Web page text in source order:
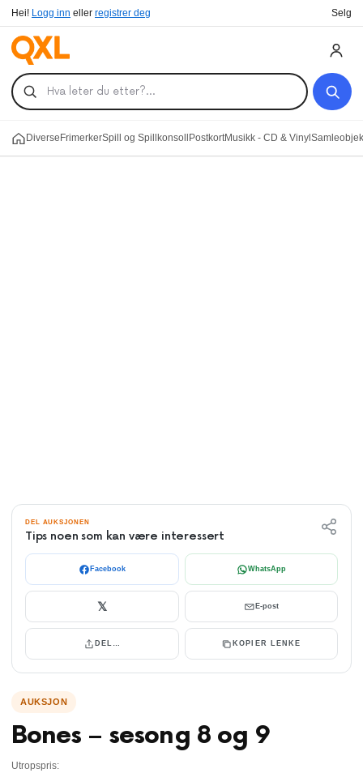
Hei! Logg inn eller registrer deg Selg
Diverse FrimerkerSpill og Spillkonsoll PostkortMusikk - CD & Vinyl
DEL AUKSJONEN
Tips noen som kan være interessert
Facebook WhatsApp
𝕏 E-post
DEL… KOPIER LENKE
Bones – sesong 8 og 9
Utropspris: